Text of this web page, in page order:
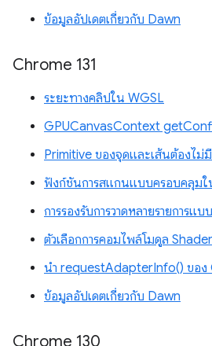
ข้อมูลอัปเดตเกี่ยวกับ Dawn
Chrome 131
ระยะทางคลิปใน WGSL
GPUCanvasContext
Primitive ของจุดและเส้นต้องไม่
ฟังก์ชันการสแกนแบบครอบคลุมใ
การรองรับการวาดหลายรายการแ
ตัวเลือกการคอมไพล์โมดูล
นำ requestAdapterInfo() ของ
ข้อมูลอัปเดตเกี่ยวกับ Dawn
Chrome 130